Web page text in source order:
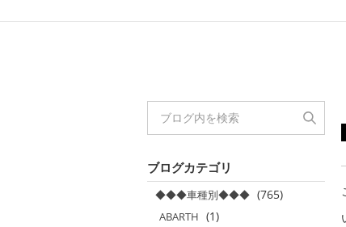
ブログカテゴリ
◆◆◆車種別◆◆◆ (765)
ABARTH (1)